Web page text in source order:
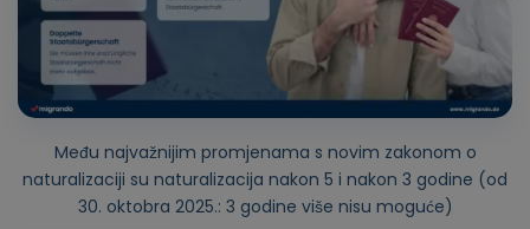
Među najvažnijim promjenama s novim zakonom o
naturalizaciji su naturalizacija nakon 5 i nakon 3 godine (od
30. oktobra 2025.: 3 godine više nisu moguće)